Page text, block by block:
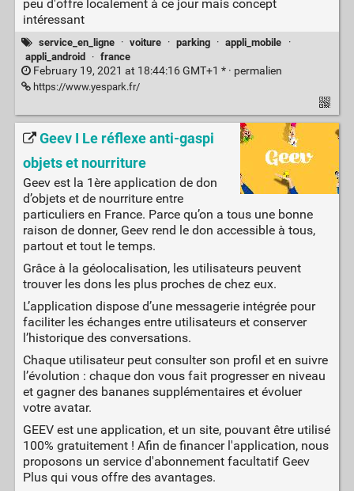
peu d'offre localement à ce jour mais concept
intéressant
service_en_ligne · voiture · parking · appli_mobile
·
appli_android
· france
February 19, 2021 at 18:44:16 GMT+1 * · permalien
https://www.yespark.fr/
Geev I Le réflexe anti-gaspi
objets et nourriture
Geev est la 1ère application de don
d’objets et de nourriture entre
particuliers en France. Parce qu’on a tous une bonne
raison de donner, Geev rend le don accessible à tous,
partout et tout le temps.
Grâce à la géolocalisation, les utilisateurs peuvent
trouver les dons les plus proches de chez eux.
L’application dispose d’une messagerie intégrée pour
faciliter les échanges entre utilisateurs et conserver
l’historique des conversations.
Chaque utilisateur peut consulter son profil et en suivre
l’évolution : chaque don vous fait progresser en niveau
et gagner des bananes supplémentaires et évoluer
votre avatar.
GEEV est une application, et un site, pouvant être utilisé
100% gratuitement ! Afin de financer l'application, nous
proposons un service d'abonnement facultatif Geev
Plus qui vous offre des avantages.